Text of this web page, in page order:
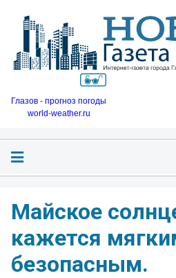
Глазов - прогноз погоды
world-weather.ru
Майское
кажется
безопасным.